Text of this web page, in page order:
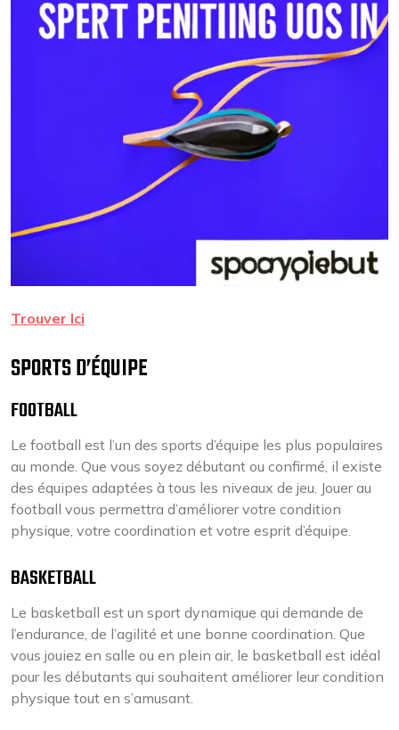
Trouver Ici
SPORTS D’ÉQUIPE
FOOTBALL
Le football est l’un des sports d’équipe les plus populaires
au monde. Que vous soyez débutant ou confirmé, il existe
des équipes adaptées à tous les niveaux de jeu. Jouer au
football vous permettra d’améliorer votre condition
physique, votre coordination et votre esprit d’équipe.
BASKETBALL
Le basketball est un sport dynamique qui demande de
l’endurance, de l’agilité et une bonne coordination. Que
vous jouiez en salle ou en plein air, le basketball est idéal
pour les débutants qui souhaitent améliorer leur condition
physique tout en s’amusant.